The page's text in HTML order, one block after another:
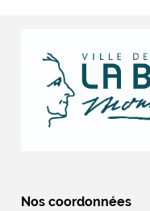
Nos coordonnées